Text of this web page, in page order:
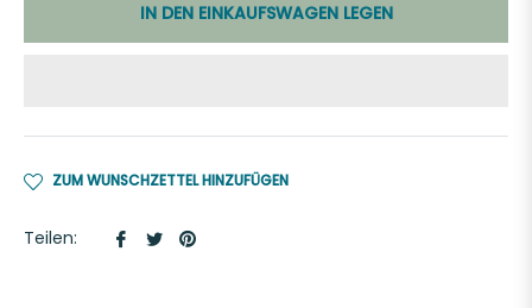
IN DEN EINKAUFSWAGEN LEGEN
ZUM WUNSCHZETTEL HINZUFÜGEN
Teilen:
Auf
AufAuf